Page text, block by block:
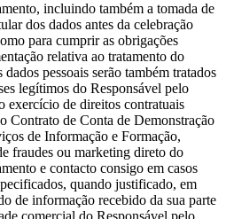
incluindo também a tomada de
dos dados antes da celebração
para cumprir as obrigações
relativa ao tratamento do
pessoais serão também tratados
legítimos do Responsável pelo
exercício de direitos contratuais
Contrato de Conta de Demonstração
de Informação e Formação,
fraudes ou marketing direto do
e contacto consigo em casos
quando justificado, em
de informação recebido da sua parte
comercial do Responsável pelo